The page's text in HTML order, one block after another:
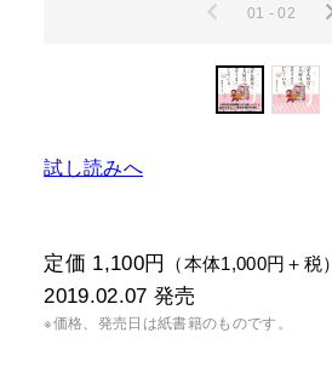
01 - 02
試し読みへ
定価 1,100円 （本体1,000円＋税）
2019.02.07 発売
※価格、発売日は紙書籍のものです。